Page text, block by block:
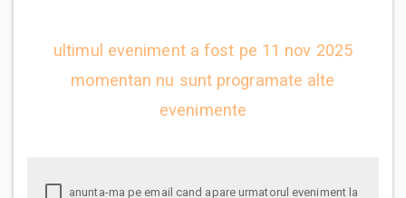
ultimul eveniment a fost pe 11 nov 2025
momentan nu sunt programate alte
evenimente